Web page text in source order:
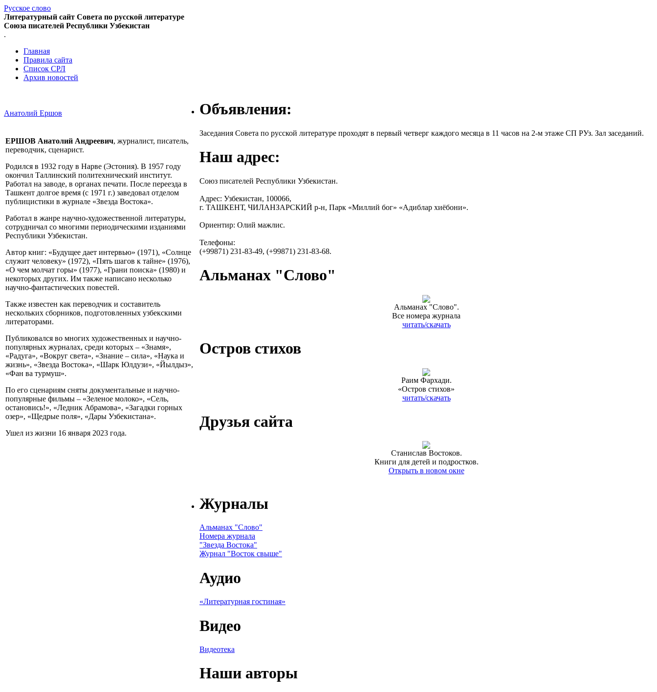
Русское слово
Литературный сайт Совета по русской литературе
Союза писателей Республики Узбекистан
.
Главная
Правила сайта
Список СРЛ
Архив новостей
Анатолий Ершов
ЕРШОВ Анатолий Андреевич, журналист, писатель,
переводчик, сценарист.
Родился в 1932 году в Нарве (Эстония). В 1957 году
окончил Таллинский политехнический институт.
Работал на заводе, в органах печати. После переезда в
Ташкент долгое время (с 1971 г.) заведовал отделом
публицистики в журнале «Звезда Востока».
Работал в жанре научно-художественной литературы,
сотрудничал со многими периодическими изданиями
Республики Узбекистан.
Автор книг: «Будущее дает интервью» (1971), «Солнце
служит человеку» (1972), «Пять шагов к тайне» (1976),
«О чем молчат горы» (1977), «Грани поиска» (1980) и
некоторых других. Им также написано несколько
научно-фантастических повестей.
Также известен как переводчик и составитель
нескольких сборников, подготовленных узбекскими
литераторами.
Публиковался во многих художественных и научно-
популярных журналах, среди которых – «Знамя»,
«Радуга», «Вокруг света», «Знание – сила», «Наука и
жизнь», «Звезда Востока», «Шарк Юлдузи», «Йылдыз»,
«Фан ва турмуш».
По его сценариям сняты документальные и научно-
популярные фильмы – «Зеленое молоко», «Сель,
остановись!», «Ледник Абрамова», «Загадки горных
озер», «Щедрые поля», «Дары Узбекистана».
Ушел из жизни 16 января 2023 года.
Объявления:
Заседания Совета по русской литературе проходят в первый четверг каждого месяца в 11 часов на 2-м этаже СП РУз. Зал заседаний.
Наш адрес:
Союз писателей Республики Узбекистан.
Адрес: Узбекистан, 100066,
г. ТАШКЕНТ, ЧИЛАНЗАРСКИЙ р-н, Парк «Миллий бог» «Адиблар хиёбони».
Ориентир: Олий мажлис.
Телефоны:
(+99871) 231-83-49, (+99871) 231-83-68.
Альманах "Слово"
Альманах "Слово".
Все номера журнала
читать/скачать
Остров стихов
Раим Фархади.
«Остров стихов»
читать/скачать
Друзья сайта
Станислав Востоков.
Книги для детей и подростков.
Открыть в новом окне
Журналы
Альманах "Слово"
Номера журнала
"Звезда Востока"
Журнал "Восток свыше"
Аудио
«Литературная гостиная»
Видео
Видеотека
Наши авторы